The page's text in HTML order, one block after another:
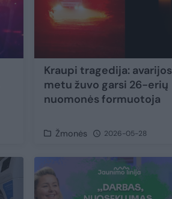
Kraupi tragedija: avarijos
metu žuvo garsi 26-erių
nuomonės formuotoja
Žmonės 2026-05-28